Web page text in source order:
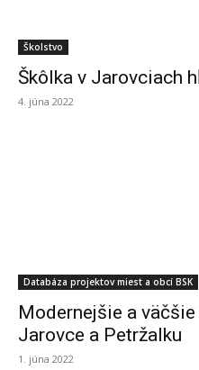
Školstvo
Škôlka v Jarovciach
4. júna 2022
Databáza projektov miest a obcí BSK
Modernejšie a
Jarovce a Petržalku
1. júna 2022